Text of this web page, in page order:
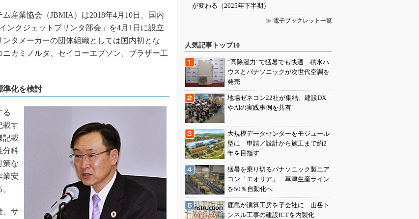
産業協会（JBMIA）は2018年4月10日、国内
ンクジェットプリンタ部会」を4月1日に設立
タメーカーの団体組織としては国内初とな
カミノルタ、セイコーエプソン、ブラザー工
準化を検討
る
載す
記載
分科
策な
業安
、サ
が変わる（2025年下半期）
≫ 電子ブックレット一覧
人気記事トップ10
“高除湿力”で猛暑でも快適 積水ハ
ウスとパナソニックが次世代空調を
発売
地場ゼネコン22社が集結、建設DX
やAIの実践事例を共有
大規模データセンターをモジュール
型に 申請／設計から施工まで約2
年を目指す
猛暑を乗り切るパナソニック製エア
コン「エオリア」 草津生産ライン
を50％自動化へ
鹿島が演算工房を子会社に 山岳ト
ンネル工事の建設ICTを内製化